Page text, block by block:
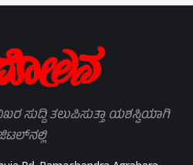
ಸುದ್ದಿ ತಲುಪಿಸುತ್ತಾ ಯಶಸ್ವಿಯಾಗಿ